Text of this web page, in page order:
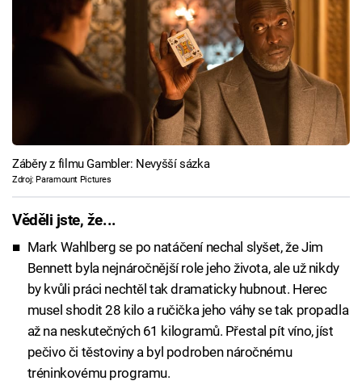
Záběry z filmu Gambler: Nevyšší sázka
Zdroj: Paramount Pictures
Věděli jste, že...
Mark Wahlberg se po natáčení nechal slyšet, že Jim
Bennett byla nejnáročnější role jeho života, ale už nikdy
by kvůli práci nechtěl tak dramaticky hubnout. Herec
musel shodit 28 kilo a ručička jeho váhy se tak propadla
až na neskutečných 61 kilogramů. Přestal pít víno, jíst
pečivo či těstoviny a byl podroben náročnému
tréninkovému programu.